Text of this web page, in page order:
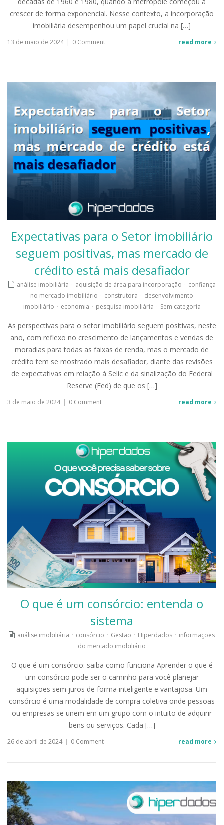
crescer de forma exponencial. Nesse contexto, a incorporação
imobiliária desempenhou um papel crucial na […]
13 de maio de 2024 | 0 Comment read more
Expectativas para o Setor imobiliário
seguem positivas, mas mercado de
crédito está mais desafiador
análise imobiliária · aquisição de área para incorporação · confiança
no mercado imobiliário · construtora · desenvolvimento
imobiliário · economia · pesquisa imobiliária · Sem categoria
As perspectivas para o setor imobiliário seguem positivas, neste
ano, com reflexo no crescimento de lançamentos e vendas de
moradias para todas as faixas de renda, mas o mercado de
crédito tem se mostrado mais desafiador, diante das revisões
de expectativas em relação à Selic e da sinalização do Federal
Reserve (Fed) de que os […]
3 de maio de 2024 | 0 Comment read more
O que é um consórcio: entenda o
sistema
análise imobiliária · consórcio · Gestão · Hiperdados · informações
do mercado imobiliário
O que é um consórcio: saiba como funciona Aprender o que é
um consórcio pode ser o caminho para você planejar
aquisições sem juros de forma inteligente e vantajosa. Um
consórcio é uma modalidade de compra coletiva onde pessoas
ou empresas se unem em um grupo com o intuito de adquirir
bens ou serviços. Cada […]
26 de abril de 2024 | 0 Comment read more